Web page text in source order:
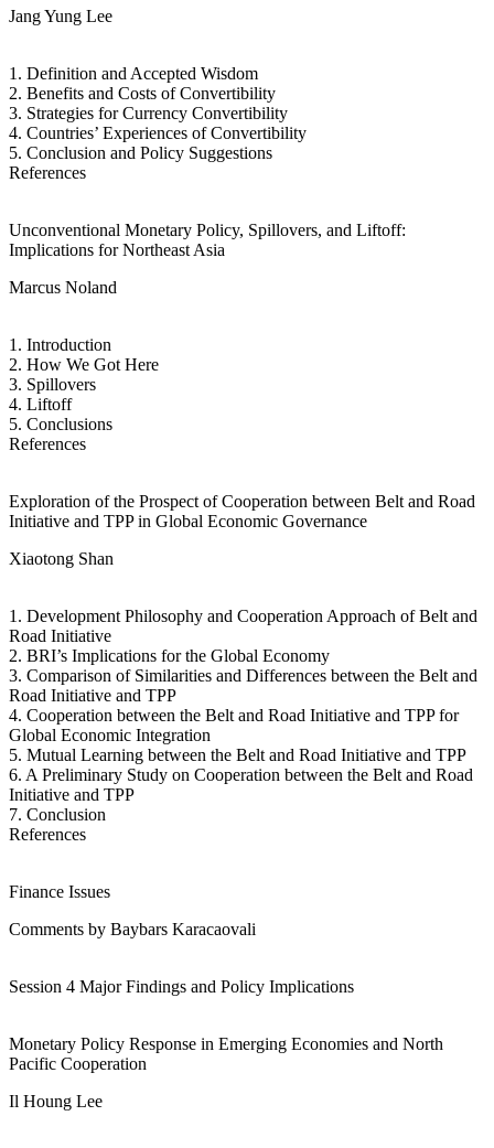
Jang Yung Lee
1. Definition and Accepted Wisdom
2. Benefits and Costs of Convertibility
3. Strategies for Currency Convertibility
4. Countries’ Experiences of Convertibility
5. Conclusion and Policy Suggestions
References
Unconventional Monetary Policy, Spillovers, and Liftoff:
Implications for Northeast Asia
Marcus Noland
1. Introduction
2. How We Got Here
3. Spillovers
4. Liftoff
5. Conclusions
References
Exploration of the Prospect of Cooperation between Belt and Road
Initiative and TPP in Global Economic Governance
Xiaotong Shan
1. Development Philosophy and Cooperation Approach of Belt and
Road Initiative
2. BRI’s Implications for the Global Economy
3. Comparison of Similarities and Differences between the Belt and
Road Initiative and TPP
4. Cooperation between the Belt and Road Initiative and TPP for
Global Economic Integration
5. Mutual Learning between the Belt and Road Initiative and TPP
6. A Preliminary Study on Cooperation between the Belt and Road
Initiative and TPP
7. Conclusion
References
Finance Issues
Comments by Baybars Karacaovali
Session 4 Major Findings and Policy Implications
Monetary Policy Response in Emerging Economies and North
Pacific Cooperation
Il Houng Lee